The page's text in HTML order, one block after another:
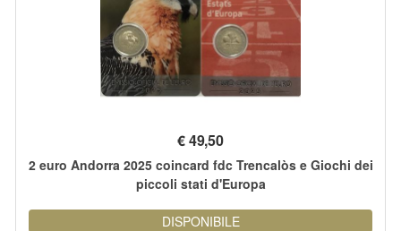
€49,50
2 euro Andorra 2025 coincard fdc Trencalòs e Giochi dei
piccoli stati d'Europa
DISPONIBILE